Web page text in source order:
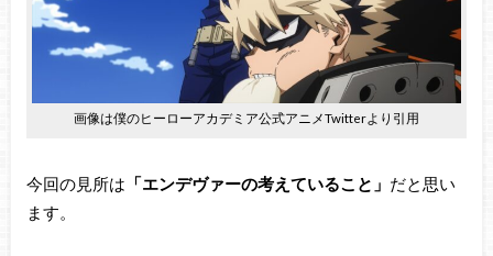
画像は僕のヒーローアカデミア公式アニメTwitterより引用
今回の見所は 「エンデヴァーの考えていること」 だと思い
ます。